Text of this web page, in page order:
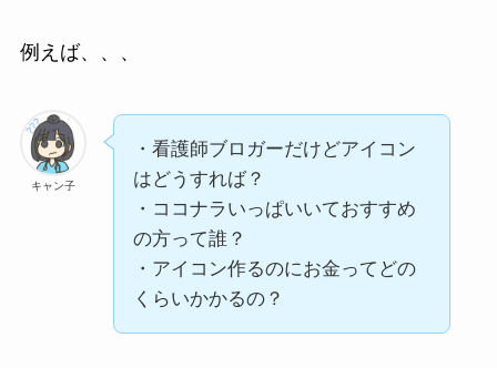
例えば、、、
キャン子
・看護師ブロガーだけどアイコン
はどうすれば？
・ココナラいっぱいいておすすめ
の方って誰？
・アイコン作るのにお金ってどの
くらいかかるの？